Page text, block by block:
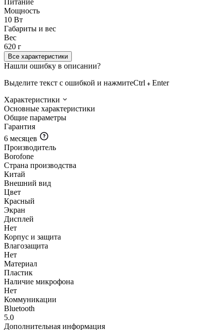
Мощность
10 Вт
Габариты и вес
Вес
620 г
Все характеристики
Нашли ошибку в описании?
Выделите текст с ошибкой и нажмитеCtrl
Enter
Характеристики
Основные характеристики
Общие параметры
Гарантия
6 месяцев
Производитель
Borofone
Страна производства
Китай
Внешний вид
Цвет
Красный
Экран
Дисплей
Нет
Корпус и защита
Влагозащита
Нет
Материал
Пластик
Наличие микрофона
Нет
Коммуникации
Bluetooth
5.0
Дополнительная информация